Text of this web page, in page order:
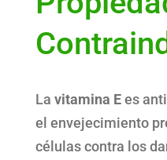
La vitamina Ees
el envejecimiento
células contra los